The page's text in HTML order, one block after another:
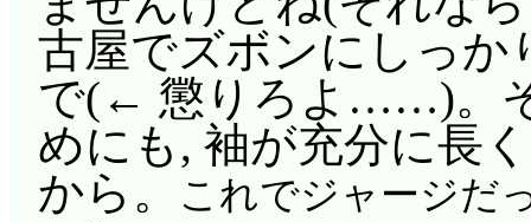
古屋でズボンにしっか
で(← 懲りろよ……)。
めにも, 袖が充分に長
から。
これでジャージだ